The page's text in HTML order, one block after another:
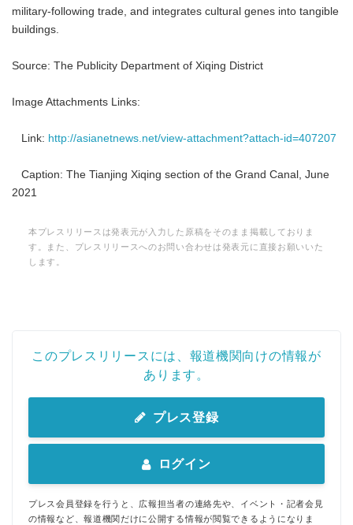
military-following trade, and integrates cultural genes into tangible
buildings.
Source: The Publicity Department of Xiqing District
Image Attachments Links:
Link: http://asianetnews.net/view-attachment?attach-id=407207
Caption: The Tianjing Xiqing section of the Grand Canal, June
2021
本プレスリリースは発表元が入力した原稿をそのまま掲載しておりま
す。また、プレスリリースへのお問い合わせは発表元に直接お願いいた
します。
このプレスリリースには、報道機関向けの情報が
あります。
プレス登録
ログイン
プレス会員登録を行うと、広報担当者の連絡先や、イベント・記者会見
の情報など、報道機関だけに公開する情報が閲覧できるようになりま